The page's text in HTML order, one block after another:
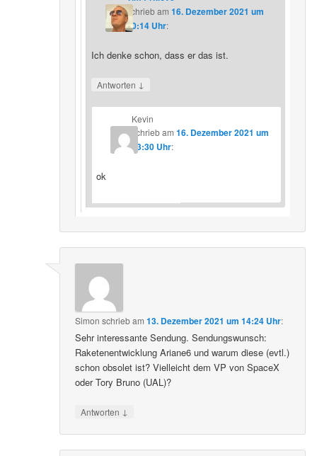
schriebam 16. Dezember 2021 um
20:14 Uhr:
Ich denke schon, dass er das ist.
Antworten ↓
Kevin
schriebam16. Dezember 2021 um
23:30 Uhr:
ok
Simon schriebam13. Dezember 2021 um 14:24 Uhr:
Sehr interessante Sendung. Sendungswunsch:
Raketenentwicklung Ariane6 und warum diese (evtl.)
schon obsolet ist? Vielleicht dem VP von SpaceX
oder Tory Bruno (UAL)?
Antworten ↓